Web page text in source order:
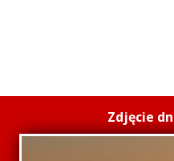
Zdjęcie